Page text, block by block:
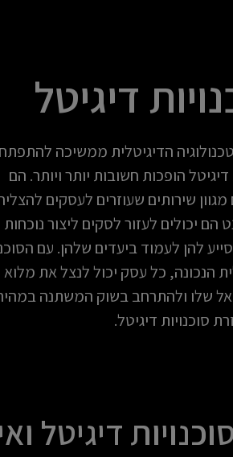
כ
נ
ו
י
ו
ת
ד
י
ג
י
ט
דיגיטל
הדיגיטלית ממשיכה
דיגיטל הופכות חשובות יותר ויותר. הם
שירותים שעוזרים לעסקים
הם יכולים לעזור לסקים ליצור
להן לעמוד ביעדים שלהן. עם
הנכונה, כל עסק יכול לנצל את מלוא
שלו ולהתרחב בשוק המשתנה
סוכנויות דיגיטל.
דיגיטל